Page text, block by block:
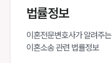
법률정보
이혼전문변호사가 알려주는
이혼소송 관련 법률정보